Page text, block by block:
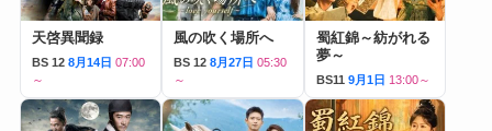
天啓異聞録
BS 12 8月14日 07:00
～
風の吹く場所へ
BS 12 8月27日 05:30
～
蜀紅錦～紡がれる
夢～
BS11 9月1日 13:00～